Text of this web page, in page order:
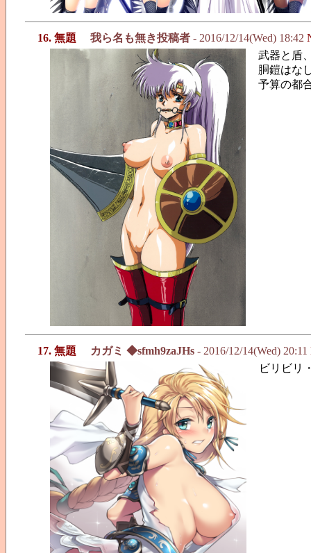
16. 無題 我ら名も無き投稿者 - 2016/12/14(Wed) 18:42
武器と盾
胴鎧はな
予算の都
17. 無題 カガミ ◆sfmh9zaJHs - 2016/12/14(Wed) 20:11
ビリビリ